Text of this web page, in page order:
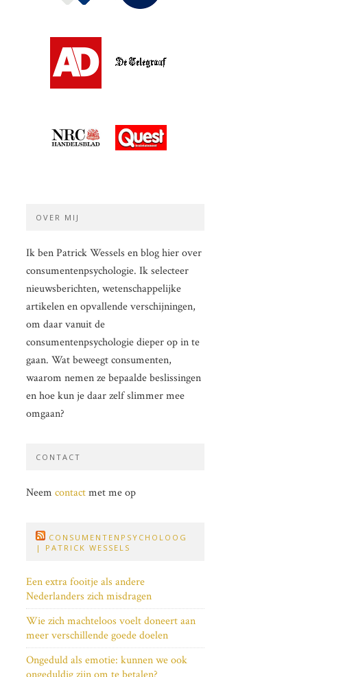
OVER MIJ
Ik ben Patrick Wessels en blog hier over
consumentenpsychologie. Ik selecteer
nieuwsberichten, wetenschappelijke
artikelen en opvallende verschijningen,
om daar vanuit de
consumentenpsychologie dieper op in te
gaan. Wat beweegt consumenten,
waarom nemen ze bepaalde beslissingen
en hoe kun je daar zelf slimmer mee
omgaan?
CONTACT
Neem contactmet me op
CONSUMENTENPSYCHOLOOG
| PATRICK WESSELS
Een extra fooitje als andere
Nederlanders zich misdragen
Wie zich machteloos voelt doneert aan
meer verschillende goede doelen
Ongeduld als emotie: kunnen we ook